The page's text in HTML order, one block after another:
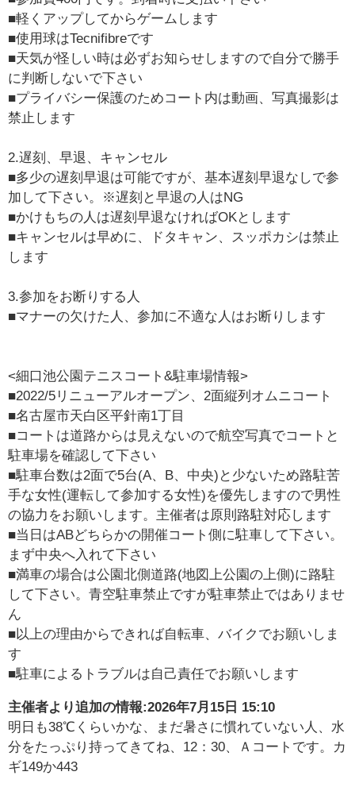
■軽くアップしてからゲームします
■使用球はTecnifibreです
■天気が怪しい時は必ずお知らせしますので自分で勝手
に判断しないで下さい
■プライバシー保護のためコート内は動画、写真撮影は
禁止します
2.遅刻、早退、キャンセル
■多少の遅刻早退は可能ですが、基本遅刻早退なしで参
加して下さい。※遅刻と早退の人はNG
■かけもちの人は遅刻早退なければOKとします
■キャンセルは早めに、ドタキャン、スッポカシは禁止
します
3.参加をお断りする人
■マナーの欠けた人、参加に不適な人はお断りします
<細口池公園テニスコート&駐車場情報>
■2022/5リニューアルオープン、2面縦列オムニコート
■名古屋市天白区平針南1丁目
■コートは道路からは見えないので航空写真でコートと
駐車場を確認して下さい
■駐車台数は2面で5台(A、B、中央)と少ないため路駐苦
手な女性(運転して参加する女性)を優先しますので男性
の協力をお願いします。主催者は原則路駐対応します
■当日はABどちらかの開催コート側に駐車して下さい。
まず中央へ入れて下さい
■満車の場合は公園北側道路(地図上公園の上側)に路駐
して下さい。青空駐車禁止ですが駐車禁止ではありませ
ん
■以上の理由からできれば自転車、バイクでお願いしま
す
■駐車によるトラブルは自己責任でお願いします
主催者より追加の情報:2026年7月15日 15:10
明日も38℃くらいかな、まだ暑さに慣れていない人、水
分をたっぷり持ってきてね、12：30、Ａコートです。カ
ギ149か443